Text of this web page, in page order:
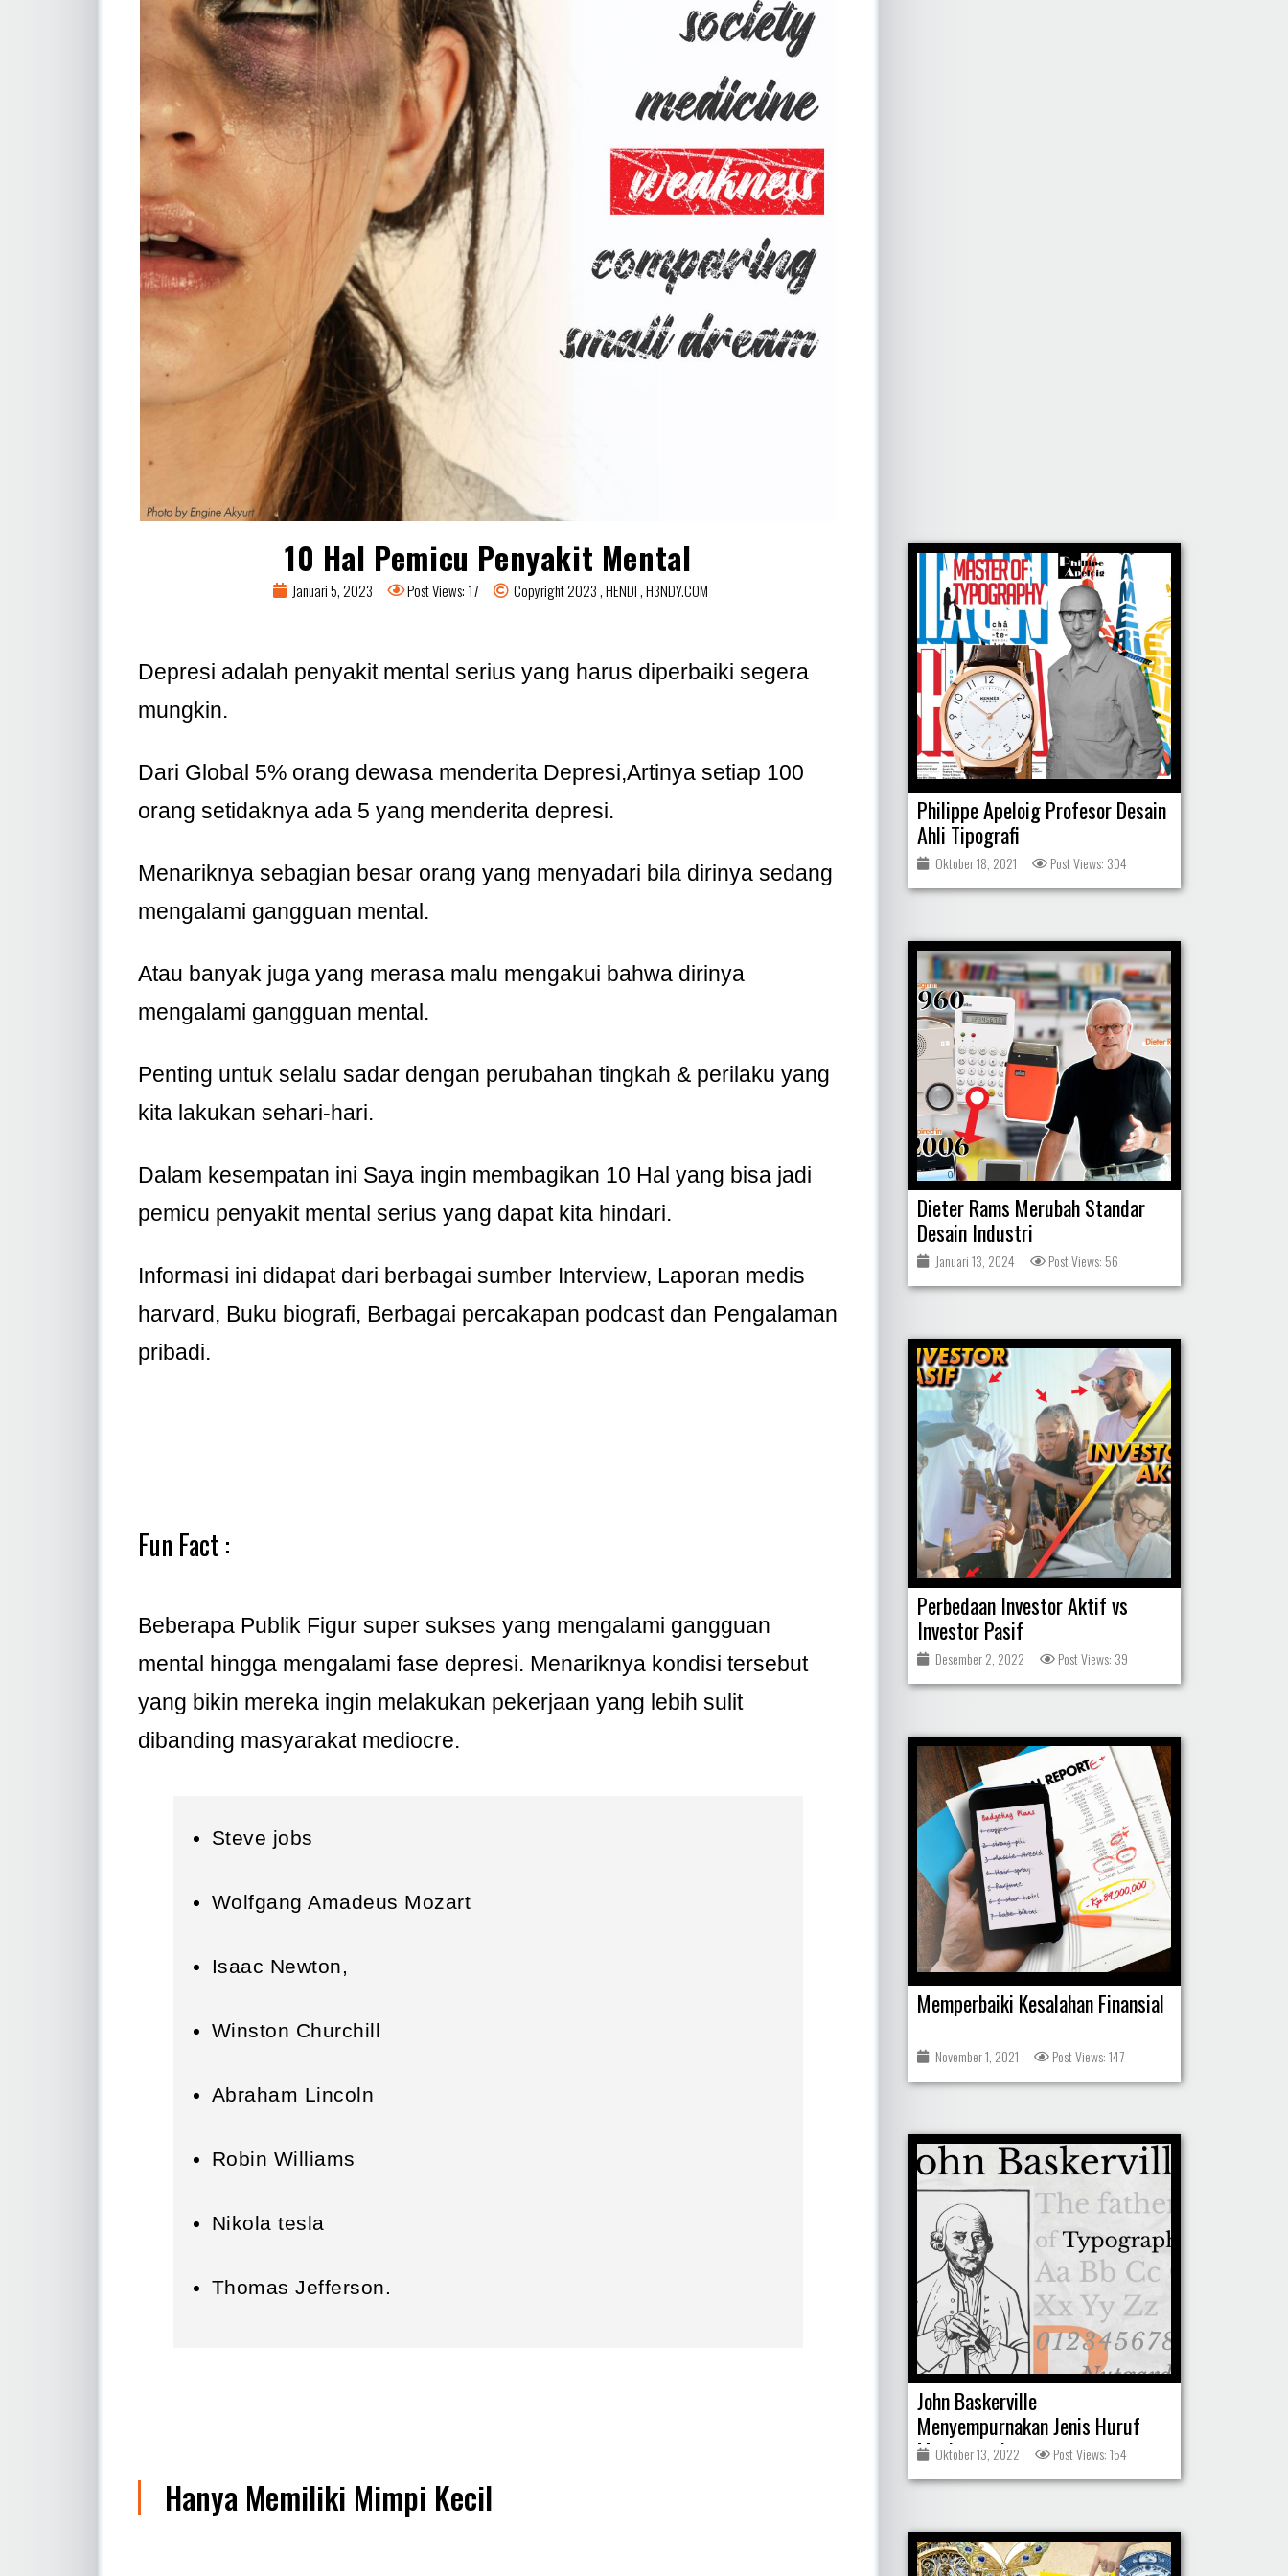
10 Hal Pemicu Penyakit Mental
Januari 5, 2023 Post Views: 17 Copyright 2023 , HENDI , H3NDY.COM
Depresi adalah penyakit mental serius yang harus diperbaiki segera
mungkin.
Dari Global 5% orang dewasa menderita Depresi,Artinya setiap 100
orang setidaknya ada 5 yang menderita depresi.
Menariknya sebagian besar orang yang menyadari bila dirinya sedang
mengalami gangguan mental.
Atau banyak juga yang merasa malu mengakui bahwa dirinya
mengalami gangguan mental.
Penting untuk selalu sadar dengan perubahan tingkah & perilaku yang
kita lakukan sehari-hari.
Dalam kesempatan ini Saya ingin membagikan 10 Hal yang bisa jadi
pemicu penyakit mental serius yang dapat kita hindari.
Informasi ini didapat dari berbagai sumber Interview, Laporan medis
harvard, Buku biografi, Berbagai percakapan podcast dan Pengalaman
pribadi.
Fun Fact :
Beberapa Publik Figur super sukses yang mengalami gangguan
mental hingga mengalami fase depresi. Menariknya kondisi tersebut
yang bikin mereka ingin melakukan pekerjaan yang lebih sulit
dibanding masyarakat mediocre.
Steve jobs
Wolfgang Amadeus Mozart
Isaac Newton,
Winston Churchill
Abraham Lincoln
Robin Williams
Nikola tesla
Thomas Jefferson.
Hanya Memiliki Mimpi Kecil
Philippe Apeloig Profesor Desain
Ahli Tipografi
Oktober 18, 2021 Post Views: 304
Dieter Rams Merubah Standar
Desain Industri
Januari 13, 2024 Post Views: 56
Perbedaan Investor Aktif vs
Investor Pasif
Desember 2, 2022 Post Views: 39
Memperbaiki Kesalahan Finansial
November 1, 2021 Post Views: 147
John Baskerville
Menyempurnakan Jenis Huruf
Mesin cetak
Oktober 13, 2022 Post Views: 154